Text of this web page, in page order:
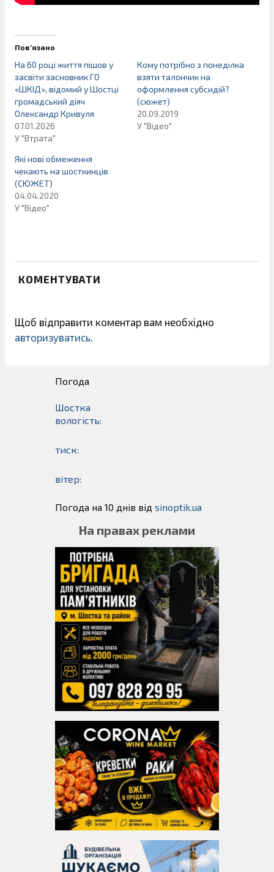
Пов’язано
На 60 році життя пішов у
засвіти засновник ГО
«ШКІД», відомий у Шостці
громадський діяч
Олександр Кривуля
07.01.2026
У "Втрата"
Кому потрібно з понеділка
взяти талончик на
оформлення субсидій?
(сюжет)
20.09.2019
У "Відео"
Які нові обмеження
чекають на шосткинців
(СЮЖЕТ)
04.04.2020
У "Відео"
КОМЕНТУВАТИ
Щоб відправити коментар вам необхідно
авторизуватись.
Погода
Шостка
вологість:
тиск:
вітер:
Погода на 10 днів від sinoptik.ua
На правах реклами